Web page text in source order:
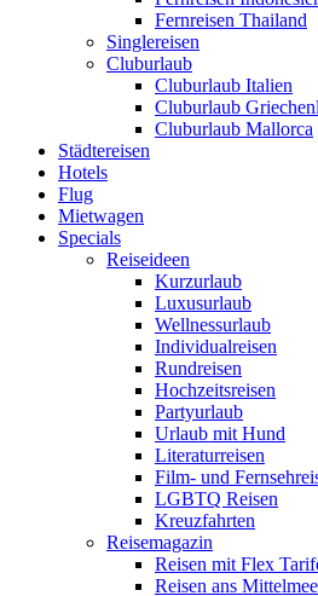
Fernreisen Thailand
Singlereisen
Cluburlaub
Cluburlaub Italien
Cluburlaub
Cluburlaub Mallorca
Städtereisen
Hotels
Flug
Mietwagen
Specials
Reiseideen
Kurzurlaub
Luxusurlaub
Wellnessurlaub
Individualreisen
Rundreisen
Hochzeitsreisen
Partyurlaub
Urlaub mit Hund
Literaturreisen
Film- und
LGBTQ Reisen
Kreuzfahrten
Reisemagazin
Reisen mit Flex
Reisen ans